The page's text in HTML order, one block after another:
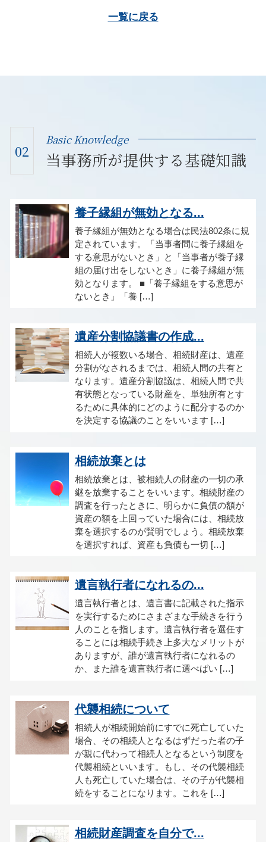
一覧に戻る
02
Basic Knowledge
当事務所が提供する基礎知識
養子縁組が無効となる...
養子縁組が無効となる場合は民法802条に規
定されています。「当事者間に養子縁組を
する意思がないとき」と「当事者が養子縁
組の届け出をしないとき」に養子縁組が無
効となります。 ■「養子縁組をする意思が
ないとき」「養 […]
遺産分割協議書の作成...
相続人が複数いる場合、相続財産は、遺産
分割がなされるまでは、相続人間の共有と
なります。遺産分割協議は、相続人間で共
有状態となっている財産を、単独所有とす
るために具体的にどのように配分するのか
を決定する協議のことをいいます […]
相続放棄とは
相続放棄とは、被相続人の財産の一切の承
継を放棄することをいいます。相続財産の
調査を行ったときに、明らかに負債の額が
資産の額を上回っていた場合には、相続放
棄を選択するのが賢明でしょう。相続放棄
を選択すれば、資産も負債も一切 […]
遺言執行者になれるの...
遺言執行者とは、遺言書に記載された指示
を実行するためにさまざまな手続きを行う
人のことを指します。遺言執行者を選任す
ることには相続手続き上多大なメリットが
ありますが、誰が遺言執行者になれるの
か、また誰を遺言執行者に選べばい […]
代襲相続について
相続人が相続開始前にすでに死亡していた
場合、その相続人となるはずだった者の子
が親に代わって相続人となるという制度を
代襲相続といいます。もし、その代襲相続
人も死亡していた場合は、その子が代襲相
続をすることになります。これを […]
相続財産調査を自分で...